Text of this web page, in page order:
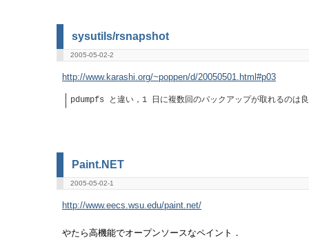
sysutils/rsnapshot
2005-05-02-2
http://www.karashi.org/~poppen/d/20050501.html#p03
pdumpfs と違い，1 日に複数回のバックアップが取れるのは
Paint.NET
2005-05-02-1
http://www.eecs.wsu.edu/paint.net/
やたら高機能でオープンソースなペイント．